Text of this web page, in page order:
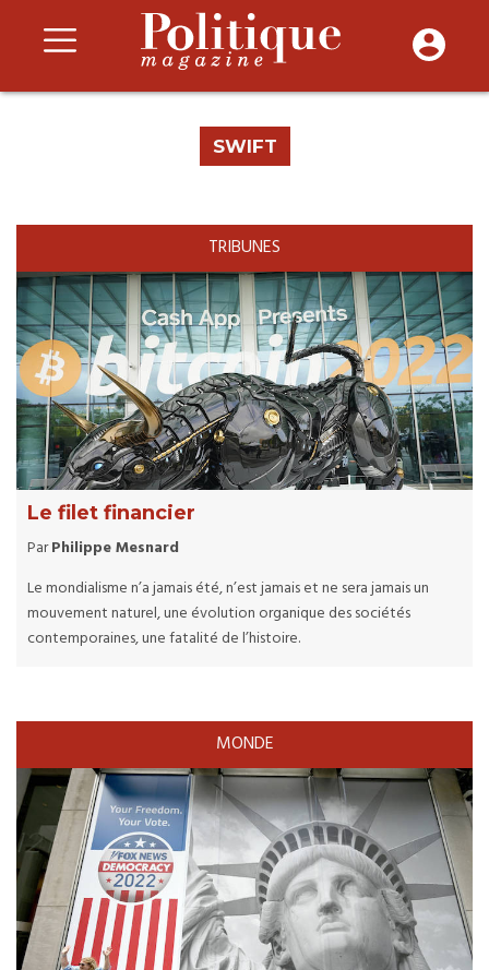
SWIFT
TRIBUNES
Le filet financier
ParPhilippe Mesnard
Le mondialisme n’a jamais été, n’est jamais et ne sera jamais un
mouvement naturel, une évolution organique des sociétés
contemporaines, une fatalité de l’histoire.
MONDE